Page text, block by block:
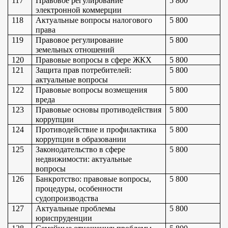
электронной коммерции
118
Актуальные вопросы налогового
права
5 800
119
Правовое регулирование
земельных отношений
5 800
120 Правовые вопросы в сфере ЖКХ
5 800
121
Защита прав потребителей:
актуальные вопросы
5 800
122
Правовые вопросы возмещения
вреда
5 800
123
Правовые основы противодействия
коррупции
5 800
124
Противодействие и профилактика
коррупции в образовании
5 800
125
Законодательство в сфере
недвижимости: актуальные
вопросы
5 800
126
Банкротство: правовые вопросы,
процедуры, особенности
судопроизводства
5 800
127
Актуальные проблемы
юриспруденции
5 800